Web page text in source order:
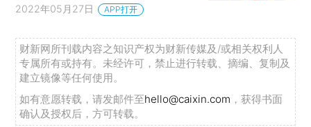
2022年05月27日 APP打开
财新网所刊载内容之知识产权为财新传媒及/或相关权利人
专属所有或持有。未经许可，禁止进行转载、摘编、复制及
建立镜像等任何使用。
如有意愿转载，请发邮件至hello@caixin.com ，获得书面
确认及授权后，方可转载。